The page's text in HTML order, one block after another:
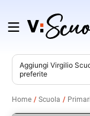
Salta
contenuto
Aggiungi Virgilio
preferite
Home Scuola